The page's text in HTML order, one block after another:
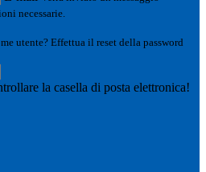
necessarie.
utente? Effettua il reset della password
la casella di posta elettronica!